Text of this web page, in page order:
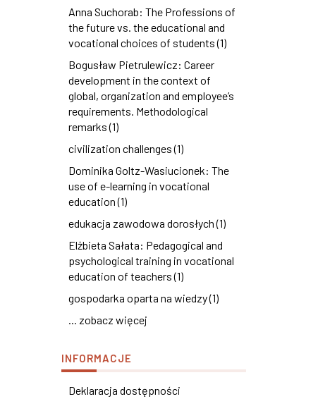
Anna Suchorab: The Professions of
the future vs. the educational and
vocational choices of students (1)
Bogusław Pietrulewicz: Career
development in the context of
global, organization and employee’s
requirements. Methodological
remarks (1)
civilization challenges (1)
Dominika Goltz-Wasiucionek: The
use of e-learning in vocational
education (1)
edukacja zawodowa dorosłych (1)
Elżbieta Sałata: Pedagogical and
psychological training in vocational
education of teachers (1)
gospodarka oparta na wiedzy (1)
... zobacz więcej
INFORMACJE
Deklaracja dostępności